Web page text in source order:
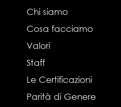
Chi siamo
Cosa facciamo
Valori
Staff
Le Certificazioni
Parità di Genere